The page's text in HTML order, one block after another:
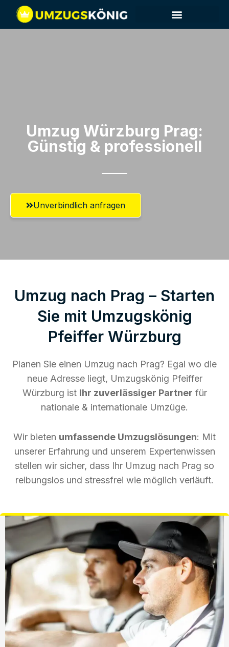
Umzug Würzburg​ Prag:
Günstig & professionell​
Unverbindlich anfragen
Umzug nach Prag – Starten
Sie mit Umzugskönig
Pfeiffer Würzburg
Planen Sie einen Umzug nach Prag? Egal wo die
neue Adresse liegt, Umzugskönig Pfeiffer
Würzburg ist Ihr zuverlässiger Partner für
nationale & internationale Umzüge.
Wir bieten umfassende Umzugslösungen: Mit
unserer Erfahrung und unserem Expertenwissen
stellen wir sicher, dass Ihr Umzug nach Prag so
reibungslos und stressfrei wie möglich verläuft.